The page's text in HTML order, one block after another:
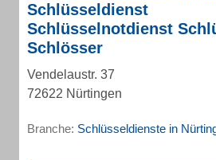
Schlüsseldienst
Schlüsselnotdienst
Schlösser
Vendelaustr. 37
72622 Nürtingen
Branche: Schlüsseldienste in